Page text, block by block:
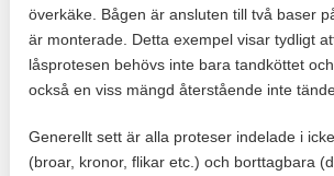
överkäke. Bågen är ansluten till två baser
är monterade. Detta exempel visar tydligt
låsprotesen behövs inte bara tandköttet
också en viss mängd återstående inte
Generellt sett är alla proteser indelade i
(broar, kronor, flikar etc.) och borttagbara